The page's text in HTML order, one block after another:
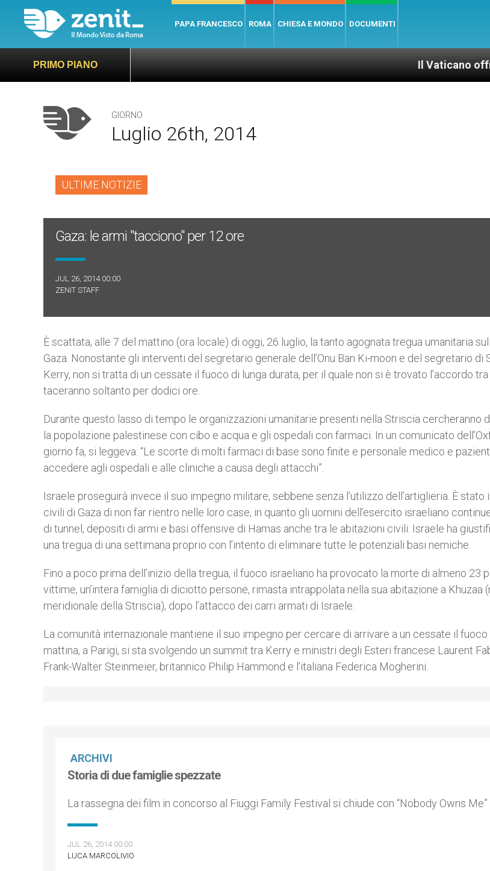
PAPA FRANCESCO ROMA CHIESA E MONDO DOCUMENTI
PRIMO PIANO Il Vaticano offre 20
GIORNO
Luglio 26th, 2014
ULTIME NOTIZIE
Gaza: le armi "tacciono" per 12 ore
JUL 26, 2014 00:00
ZENIT STAFF
È scattata, alle 7 del mattino (ora locale) di oggi, 26 luglio, la tanto agognata tregua umanitaria
Gaza. Nonostante gli interventi del segretario generale dell’Onu Ban Ki-moon e del segretario di
Kerry, non si tratta di un cessate il fuoco di lunga durata, per il quale non si è trovato l’accordo
taceranno soltanto per dodici ore.
Durante questo lasso di tempo le organizzazioni umanitarie presenti nella Striscia cercheranno
la popolazione palestinese con cibo e acqua e gli ospedali con farmaci. In un comunicato
giorno fa, si leggeva: “Le scorte di molti farmaci di base sono finite e personale medico e
accedere agli ospedali e alle cliniche a causa degli attacchi”.
Israele proseguirà invece il suo impegno militare, sebbene senza l’utilizzo dell’artiglieria. È stato
civili di Gaza di non far rientro nelle loro case, in quanto gli uomini dell’esercito israeliano
di tunnel, depositi di armi e basi offensive di Hamas anche tra le abitazioni civili. Israele ha
una tregua di una settimana proprio con l’intento di eliminare tutte le potenziali basi nemiche.
Fino a poco prima dell’inizio della tregua, il fuoco israeliano ha provocato la morte di almeno 23
vittime, un’intera famiglia di diciotto persone, rimasta intrappolata nella sua abitazione a Khuzaa
meridionale della Striscia), dopo l’attacco dei carri armati di Israele.
La comunità internazionale mantiene il suo impegno per cercare di arrivare a un cessate il fuoco
mattina, a Parigi, si sta svolgendo un summit tra Kerry e ministri degli Esteri francese Laurent
Frank-Walter Steinmeier, britannico Philip Hammond e l’italiana Federica Mogherini.
ARCHIVI
Storia di due famiglie spezzate
La rassegna dei film in concorso al Fiuggi Family Festival si chiude con “Nobody Owns Me”
JUL 26, 2014 00:00
LUCA MARCOLIVIO